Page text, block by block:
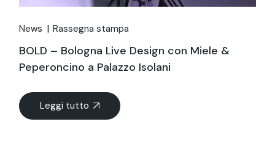
News Rassegna stampa
BOLD – Bologna Live Design con Miele &
Peperoncino a Palazzo Isolani
Leggi tutto